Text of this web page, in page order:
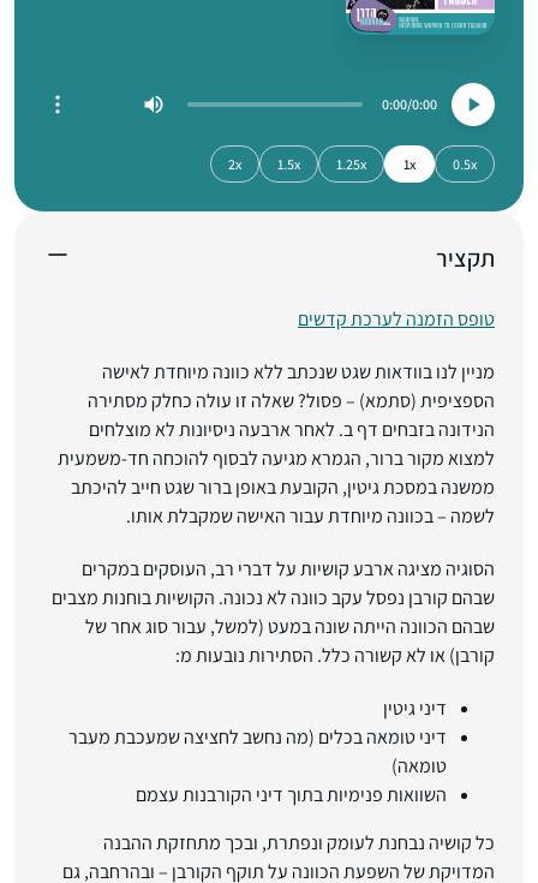
0:00
0:00
0.5x
1x
1.25x
1.5x
2x
תקציר
טופס הזמנה לערכת קדשים
מניין לנו בוודאות שגט שנכתב ללא כוונה מיוחדת לאישה
הספציפית (סתמא) – פסול? שאלה זו עולה כחלק מסתירה
הנידונה בזבחים דף ב. לאחר ארבעה ניסיונות לא מוצלחים
למצוא מקור ברור, הגמרא מגיעה לבסוף להוכחה חד-משמעית
ממשנה במסכת גיטין, הקובעת באופן ברור שגט חייב להיכתב
לשמה – בכוונה מיוחדת עבור האישה שמקבלת אותו.
הסוגיה מציגה ארבע קושיות על דברי רב, העוסקים במקרים
שבהם קורבן נפסל עקב כוונה לא נכונה. הקושיות בוחנות מצבים
שבהם הכוונה הייתה שונה במעט (למשל, עבור סוג אחר של
קורבן) או לא קשורה כלל. הסתירות נובעות מ:
דיני גיטין
דיני טומאה בכלים (מה נחשב לחציצה שמעכבת מעבר
טומאה)
השוואות פנימיות בתוך דיני הקורבנות עצמם
כל קושיה נבחנת לעומק ונפתרת, ובכך מתחזקת ההבנה
המדויקת של השפעת הכוונה על תוקף הקורבן – ובהרחבה, גם